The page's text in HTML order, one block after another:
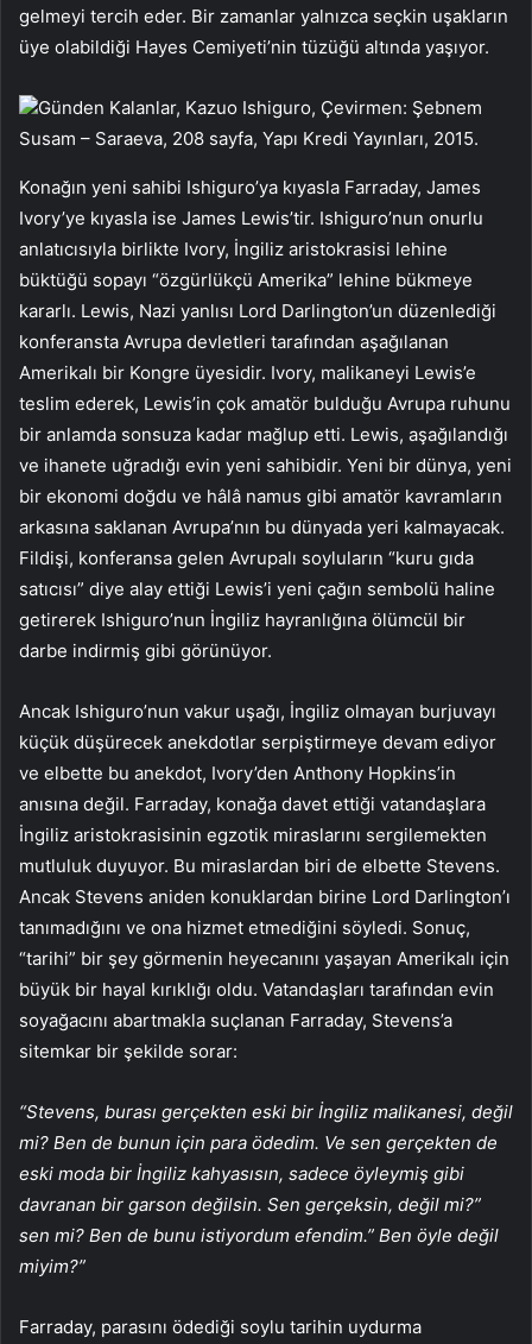
gelmeyi tercih eder. Bir zamanlar yalnızca seçkin uşakların
üye olabildiği Hayes Cemiyeti’nin tüzüğü altında yaşıyor.
Günden Kalanlar, Kazuo Ishiguro, Çevirmen: Şebnem
Susam – Saraeva, 208 sayfa, Yapı Kredi Yayınları, 2015.
Konağın yeni sahibi Ishiguro’ya kıyasla Farraday, James
Ivory’ye kıyasla ise James Lewis’tir. Ishiguro’nun onurlu
anlatıcısıyla birlikte Ivory, İngiliz aristokrasisi lehine
büktüğü sopayı “özgürlükçü Amerika” lehine bükmeye
kararlı. Lewis, Nazi yanlısı Lord Darlington’un düzenlediği
konferansta Avrupa devletleri tarafından aşağılanan
Amerikalı bir Kongre üyesidir. Ivory, malikaneyi Lewis’e
teslim ederek, Lewis’in çok amatör bulduğu Avrupa ruhunu
bir anlamda sonsuza kadar mağlup etti. Lewis, aşağılandığı
ve ihanete uğradığı evin yeni sahibidir. Yeni bir dünya, yeni
bir ekonomi doğdu ve hâlâ namus gibi amatör kavramların
arkasına saklanan Avrupa’nın bu dünyada yeri kalmayacak.
Fildişi, konferansa gelen Avrupalı ​​soyluların “kuru gıda
satıcısı” diye alay ettiği Lewis’i yeni çağın sembolü haline
getirerek Ishiguro’nun İngiliz hayranlığına ölümcül bir
darbe indirmiş gibi görünüyor.
Ancak Ishiguro’nun vakur uşağı, İngiliz olmayan burjuvayı
küçük düşürecek anekdotlar serpiştirmeye devam ediyor
ve elbette bu anekdot, Ivory’den Anthony Hopkins’in
anısına değil. Farraday, konağa davet ettiği vatandaşlara
İngiliz aristokrasisinin egzotik miraslarını sergilemekten
mutluluk duyuyor. Bu miraslardan biri de elbette Stevens.
Ancak Stevens aniden konuklardan birine Lord Darlington’ı
tanımadığını ve ona hizmet etmediğini söyledi. Sonuç,
“tarihi” bir şey görmenin heyecanını yaşayan Amerikalı için
büyük bir hayal kırıklığı oldu. Vatandaşları tarafından evin
soyağacını abartmakla suçlanan Farraday, Stevens’a
sitemkar bir şekilde sorar:
“Stevens, burası gerçekten eski bir İngiliz malikanesi, değil
mi? Ben de bunun için para ödedim. Ve sen gerçekten de
eski moda bir İngiliz kahyasısın, sadece öyleymiş gibi
davranan bir garson değilsin. Sen gerçeksin, değil mi?”
sen mi? Ben de bunu istiyordum efendim.” Ben öyle değil
miyim?”
Farraday, parasını ödediği soylu tarihin uydurma